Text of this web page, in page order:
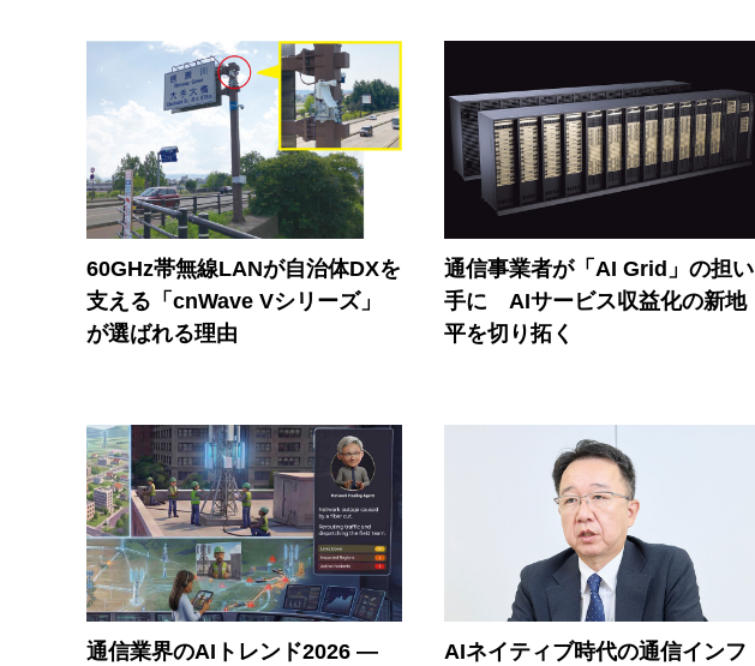
60GHz帯無線LANが自治体DXを
支える「cnWave Vシリーズ」
が選ばれる理由
通信事業者が「AI Grid」の担い
手に AIサービス収益化の新地
平を切り拓く
通信業界のAIトレンド2026 ―
AIネイティブ時代の通信インフ